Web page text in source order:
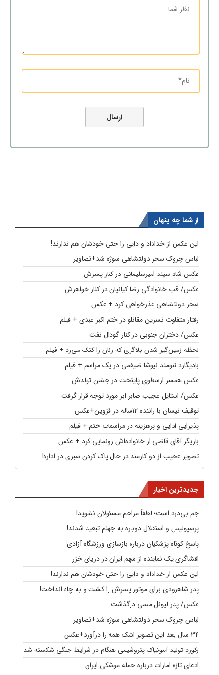
از شما چه پنهان
این عکس از خداداد و دایی را حتی خودشان هم ندارند!
لباسِ چروک سحر دولتشاهی سوژه شد+تصاویر
عکس شاد سپند امیرسلیمانی در کنار پسرش
عکس/ قاب خانوادگی رضا کیانیان در کنار خواهرش
سحر دولتشاهی عذرخواهی کرد + عکس
رفتار متفاوت نسرین مقانلو در ختم اکبر عبدی + فیلم
عکس/ دختران جنوبی در کنار گودال نفت
لحظه زمین‌گیر شدن بلاگری که زنان را کتک می‌زد + فیلم
بادیگارد تنومند نیوشا ضیغمی در یک مراسم + فیلم
عکس همسر ارسطوی پایتخت در جشن تولدش
عکس/ استایل عجیب صابر ابر مورد توجه قرار گرفت
توقیف نیسان با راننده ۱۲ساله در قزوین+عکس
پذیرایی ادایی و پرهزینه در مراسمات ختم + فیلم
بازیگر آقای قاضی از خانواده‌اش رونمایی کرد + عکس
تصویر عجیب از دو کارمند در حال پاک کردن سبزی در اداره!
جدیدترین اخبار
جم بی‌درد است؛ لطفاً مزاحم مسئولان نشوید!
پرسپولیس و استقلال دوباره به جهنم تبعید شدند!
پاسخ کوتاه پزشکیان درباره بازسازی ورزشگاه آزادی!
افشاگری یک نماینده از سهم ایران در دریای خزر
این عکس از خداداد و دایی را حتی خودشان هم ندارند!
پدر شاهرودی برای موتور پسرش را کشت و به چاه انداخت!
عکس/ پدر لیونل مسی درگذشت
لباسِ چروک سحر دولتشاهی سوژه شد+تصاویر
۳۴ سال بعد این تصویر اشک همه را درآورد+عکس
رکورد تولید آمونیاک پتروشیمی هنگام در شرایط جنگی شکسته شد
ادعای تازه امارات درباره حمله موشکی ایران